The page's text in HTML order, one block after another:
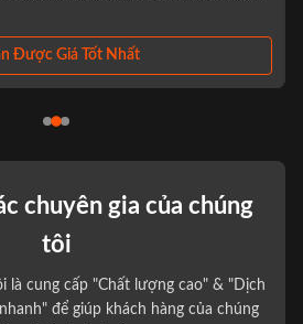
Được Giá Tốt Nhất
chuyên gia của chúng
tôi
là cung cấp "Chất lượng cao" & "Dịch
để giúp khách hàng của chúng